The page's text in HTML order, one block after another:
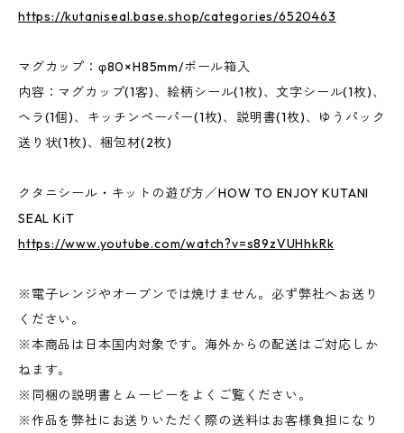
https://kutaniseal.base.shop/categories/6520463
マグカップ：φ80×H85mm/ボール箱入
内容：マグカップ(1客)、絵柄シール(1枚)、文字シール(1枚)、
ヘラ(1個)、キッチンペーパー(1枚)、説明書(1枚)、ゆうパック
送り状(1枚)、梱包材(2枚)
クタニシール・キットの遊び方／HOW TO ENJOY KUTANI
SEAL KiT
https://www.youtube.com/watch?v=s89zVUHhkRk
※電子レンジやオーブンでは焼けません。必ず弊社へお送り
ください。
※本商品は日本国内対象です。海外からの配送はご対応しか
ねます。
※同梱の説明書とムービーをよくご覧ください。
※作品を弊社にお送りいただく際の送料はお客様負担になり